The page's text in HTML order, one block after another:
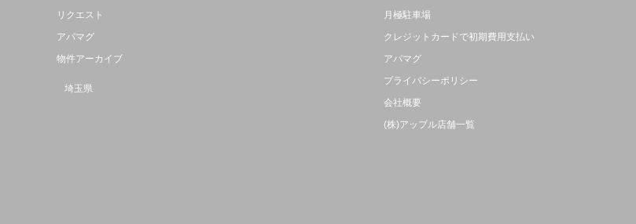
リクエスト
アパマグ
物件アーカイブ
埼玉県
月極駐車場
クレジットカードで初期費用支払い
アパマグ
プライバシーポリシー
会社概要
(株)アップル店舗一覧